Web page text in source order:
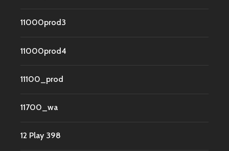
11000prod3
11000prod4
11100_prod
11700_wa
12 Play 398